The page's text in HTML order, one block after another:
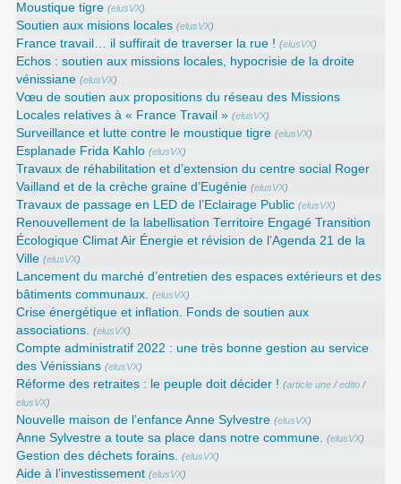
Moustique tigre (elusVX)
Soutien aux misions locales (elusVX)
France travail… il suffirait de traverser la rue ! (elusVX)
Echos : soutien aux missions locales, hypocrisie de la droite
vénissiane (elusVX)
Vœu de soutien aux propositions du réseau des Missions
Locales relatives à « France Travail » (elusVX)
Surveillance et lutte contre le moustique tigre (elusVX)
Esplanade Frida Kahlo (elusVX)
Travaux de réhabilitation et d’extension du centre social Roger
Vailland et de la crèche graine d’Eugénie (elusVX)
Travaux de passage en LED de l’Eclairage Public (elusVX)
Renouvellement de la labellisation Territoire Engagé Transition
Écologique Climat Air Énergie et révision de l’Agenda 21 de la
Ville (elusVX)
Lancement du marché d’entretien des espaces extérieurs et des
bâtiments communaux. (elusVX)
Crise énergétique et inflation. Fonds de soutien aux
associations. (elusVX)
Compte administratif 2022 : une très bonne gestion au service
des Vénissians (elusVX)
Réforme des retraites : le peuple doit décider ! (article une /edito /
elusVX)
Nouvelle maison de l’enfance Anne Sylvestre (elusVX)
Anne Sylvestre a toute sa place dans notre commune. (elusVX)
Gestion des déchets forains. (elusVX)
Aide à l’investissement (elusVX)